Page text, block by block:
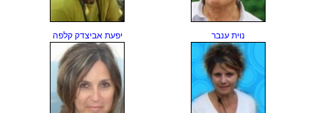
נוית ענבר יפעת אביצדק קלפה